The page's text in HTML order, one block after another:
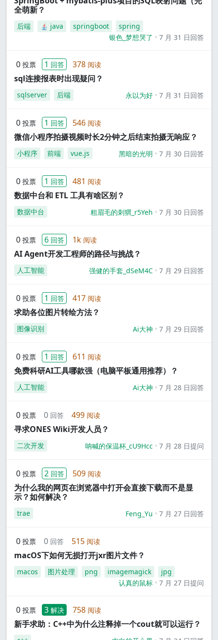
全萌新？
后端 java springboot
spring
银色_梦想哭了
7 月 31 日回答
0 投票 1 回答 378 阅读
sql连接报表时出现疑问？
sqlserver 后端 永以为好 7 月 31 日回答
0 投票 1 回答 546 阅读
微信小程序拍摄视频时长2分钟之后结束拍摄无响应？
小程序 前端 vue.js 黑暗的光明 7 月 30 日回答
0 投票 1 回答 481 阅读
数据中台和 ETL 工具有啥区别？
数据中台 粗眉毛的刺猬_r5Yeh 7 月 30 日回答
0 投票 6 回答 1k 阅读
AI Agent开发工程师的路径与挑战？
人工智能 强健的手套_dSeM4C 7 月 29 日回答
0 投票 1 回答 417 阅读
求助各位图片转绘方法？
图像识别 Ai大神 7 月 29 日回答
0 投票 1 回答 611 阅读
免费科研AI工具哪款强（电脑平板通用推荐）？
人工智能 Ai大神 7 月 28 日回答
0 投票 0 回答 499 阅读
寻求ONES Wiki开发人员？
二次开发 呐喊的保温杯_cU9Hcc 7 月 28 日提问
0 投票 2 回答 509 阅读
为什么我的网页在浏览器中打开会直接下载而不是显
示？如何解决？
trae Feng_Yu 7 月 27 日回答
0 投票 0 回答 515 阅读
macOS下如何无损打开jxr图片文件？
macos 图片处理 png imagemagick
jpg
认真的鼠标
7 月 27 日提问
0 投票 3 解决 758 阅读
新手求助：C++中为什么注释掉一个cout就可以运行？